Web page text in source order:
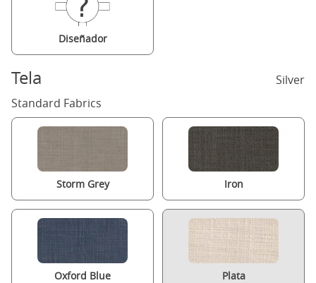
Diseñador
Tela
Silver
Standard Fabrics
Storm Grey Iron
Oxford Blue Plata